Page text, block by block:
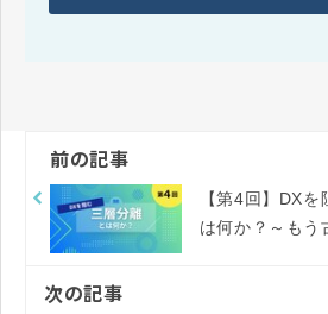
前の記事
【第4回】DX
は何か？～もう
次の記事